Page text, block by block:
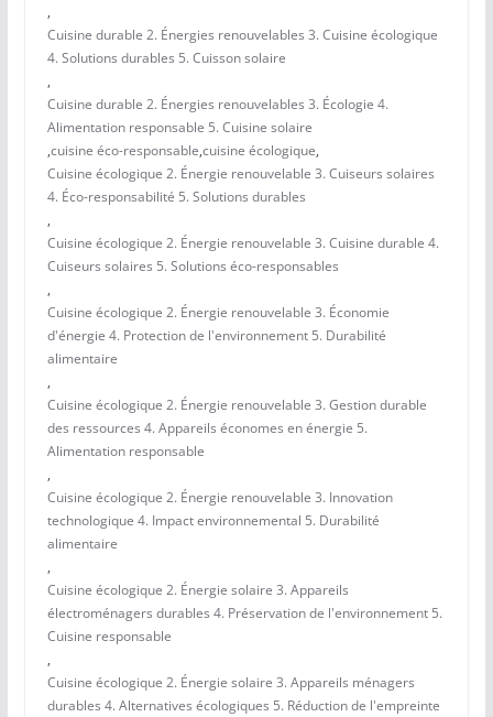
,
Cuisine durable 2. Énergies renouvelables 3. Cuisine écologique
4. Solutions durables 5. Cuisson solaire
,
Cuisine durable 2. Énergies renouvelables 3. Écologie 4.
Alimentation responsable 5. Cuisine solaire
,cuisine éco-responsable,cuisine écologique,
Cuisine écologique 2. Énergie renouvelable 3. Cuiseurs solaires
4. Éco-responsabilité 5. Solutions durables
,
Cuisine écologique 2. Énergie renouvelable 3. Cuisine durable 4.
Cuiseurs solaires 5. Solutions éco-responsables
,
Cuisine écologique 2. Énergie renouvelable 3. Économie
d'énergie 4. Protection de l'environnement 5. Durabilité
alimentaire
,
Cuisine écologique 2. Énergie renouvelable 3. Gestion durable
des ressources 4. Appareils économes en énergie 5.
Alimentation responsable
,
Cuisine écologique 2. Énergie renouvelable 3. Innovation
technologique 4. Impact environnemental 5. Durabilité
alimentaire
,
Cuisine écologique 2. Énergie solaire 3. Appareils
électroménagers durables 4. Préservation de l'environnement 5.
Cuisine responsable
,
Cuisine écologique 2. Énergie solaire 3. Appareils ménagers
durables 4. Alternatives écologiques 5. Réduction de l'empreinte